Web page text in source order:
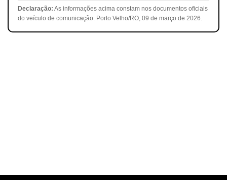
Declaração: As informações acima constam nos documentos oficiais
do veículo de comunicação. Porto Velho/RO, 09 de março de 2026.